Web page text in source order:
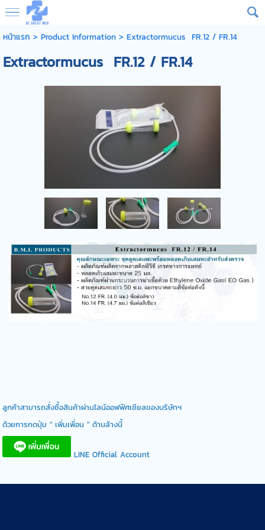
หน้าแรก > Product Information > Extractormucus FR.12 / FR.14
Extractormucus FR.12 / FR.14
ลูกค้าสามารถสั่งซื้อสินค้าผ่านไลน์ออฟฟิศเชียลของบริษัทฯ
ด้วยการกดปุ่ม " เพิ่มเพื่อน " ด้านล้างนี้
LINE Official Account